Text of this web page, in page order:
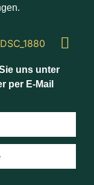
uns unter
per E-Mail